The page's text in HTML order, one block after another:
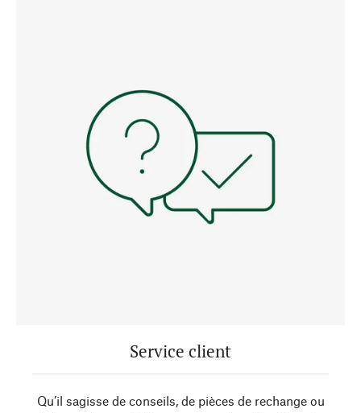
Service client
Qu’il sagisse de conseils, de pièces de rechange ou